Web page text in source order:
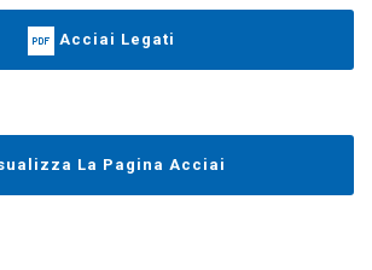
Acciai Legati
La Pagina Acciai